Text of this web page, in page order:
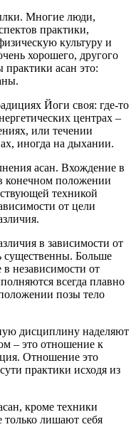
Многие люди,
практики,
культуру и
хорошего, другого
асан это:
Йоги своя: где-то
центрах –
или течении
иногда на дыхании.
асан. Вхождение в
конечном положении
техникой
от цели
в зависимости от
существенны. Больше
независимости от
всегда плавно
позы тело
дисциплину наделяют
– это отношение к
Отношение это
практики исходя из
кроме техники
лишают себя